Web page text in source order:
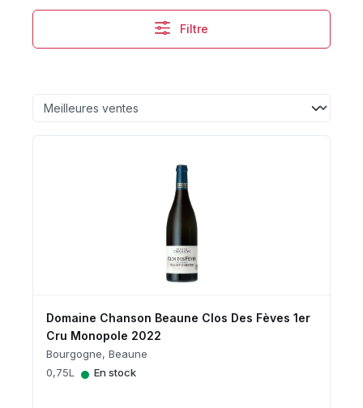
Filtre
Domaine Chanson Beaune Clos Des Fèves 1er
Cru Monopole 2022
Bourgogne, Beaune
0,75L
• En stock